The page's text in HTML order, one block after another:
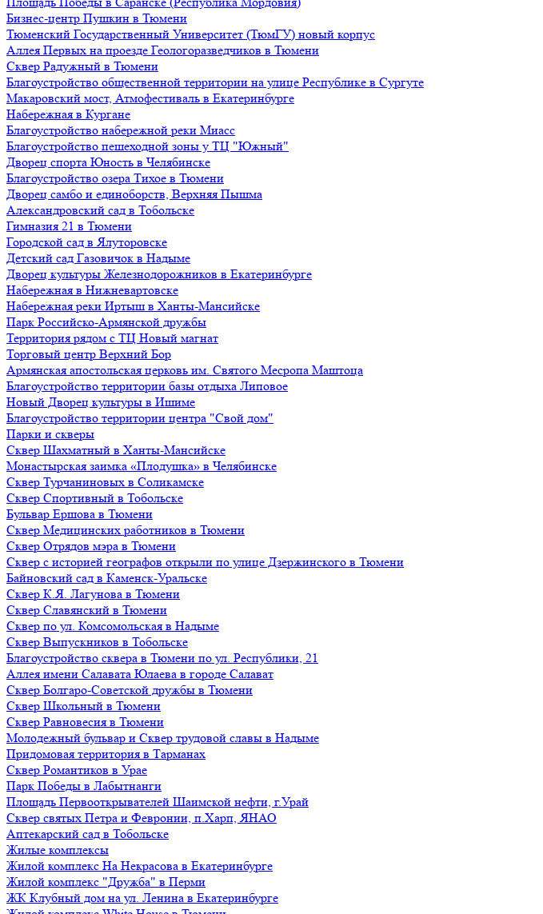
Бизнес-центр Пушкин в Тюмени
Тюменский Государственный Университет (ТюмГУ) новый корпус
Аллея Первых на проезде Геологоразведчиков в Тюмени
Сквер Радужный в Тюмени
Благоустройство общественной территории на улице Республике в Сургуте
Макаровский мост, Атмофестиваль в Екатеринбурге
Набережная в Кургане
Благоустройство набережной реки Миасс
Благоустройство пешеходной зоны у ТЦ "Южный"
Дворец спорта Юность в Челябинске
Благоустройство озера Тихое в Тюмени
Дворец самбо и единоборств, Верхняя Пышма
Александровский сад в Тобольске
Гимназия 21 в Тюмени
Городской сад в Ялуторовске
Детский сад Газовичок в Надыме
Дворец культуры Железнодорожников в Екатеринбурге
Набережная в Нижневартовске
Набережная реки Иртыш в Ханты-Мансийске
Парк Российско-Армянской дружбы
Территория рядом с ТЦ Новый магнат
Торговый центр Верхний Бор
Армянская апостольская церковь им. Святого Месропа Маштоца
Благоустройство территории базы отдыха Липовое
Нoвый Двoрeц культуры в Ишимe
Благоустройство территории центра "Свой дом"
Парки и скверы
Сквер Шахматный в Ханты-Мансийске
Монастырская заимка «Плодушка» в Челябинске
Сквер Турчаниновых в Соликамске
Сквер Спортивный в Тобольске
Бульвар Ершова в Тюмени
Сквер Медицинских работников в Тюмени
Сквер Отрядов мэра в Тюмени
Сквер с историей географов открыли по улице Дзержинского в Тюмени
Байновский сад в Каменск-Уральске
Сквер К.Я. Лагунова в Тюмени
Сквер Славянский в Тюмени
Сквер по ул. Комсомольская в Надыме
Сквер Выпускников в Тобольске
Благоустройство сквера в Тюмени по ул. Республики, 21
Аллея имени Салавата Юлаева в городе Салават
Сквер Болгаро-Советской дружбы в Тюмени
Сквер Школьный в Тюмени
Сквер Равновесия в Тюмени
Молодежный бульвар и Сквер трудовой славы в Надыме
Придомовая территория в Тарманах
Сквер Романтиков в Урае
Парк Победы в Лабытнанги
Площадь Первооткрывателей Шаимской нефти, г.Урай
Сквер святых Петра и Февронии, п.Харп, ЯНАО
Аптекарский сад в Тобольске
Жилые комплексы
Жилой комплекс На Некрасова в Екатеринбурге
Жилой комплекс "Дружба" в Перми
ЖК Клубный дом на ул. Ленина в Екатеринбурге